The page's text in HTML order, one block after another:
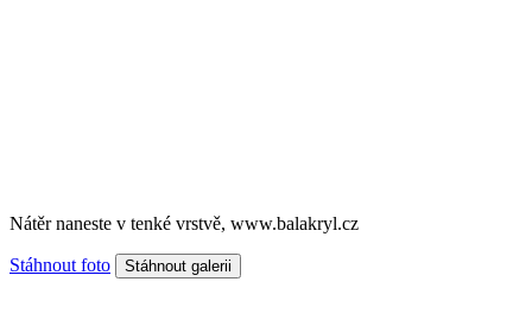
Nátěr naneste v tenké vrstvě, www.balakryl.cz
Stáhnout foto